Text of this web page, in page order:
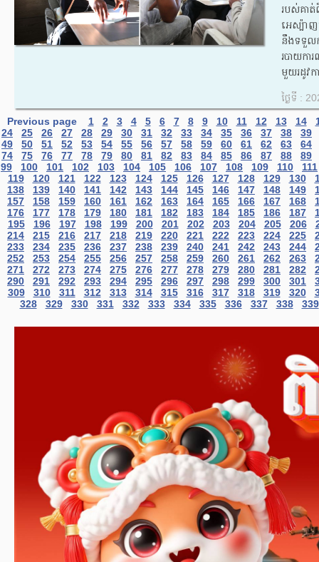
របស់គា
អេស្ប៉ាញ
នឹងទទួល
របាយកា
មួយរដូវ
ថ្ងៃទី :
Previous page 1 2 3 4 5 6 7 8 9 10 11 12 13 14
24
25 26 27 28 29 30 31 32 33 34 35 36 37 38
39
49
50 51 52 53 54 55 56 57 58 59 60 61 62 63
64
74
75 76 77 78 79 80 81 82 83 84 85 86 87 88
89
99
100 101 102 103 104 105 106 107 108 109 110
111
119
120 121 122 123 124 125 126 127 128 129 130
138
139 140 141 142 143 144 145 146 147 148 149
157
158 159 160 161 162 163 164 165 166 167 168
176
177 178 179 180 181 182 183 184 185 186 187
195
196 197 198 199 200 201 202 203 204 205 206
214
215 216 217 218 219 220 221 222 223 224 225
233
234 235 236 237 238 239 240 241 242 243 244
252
253 254 255 256 257 258 259 260 261 262 263
271
272 273 274 275 276 277 278 279 280 281 282
290
291 292 293 294 295 296 297 298 299 300 301
309
310 311 312 313 314 315 316 317 318 319 320
328
329 330 331 332 333 334 335 336 337 338 339